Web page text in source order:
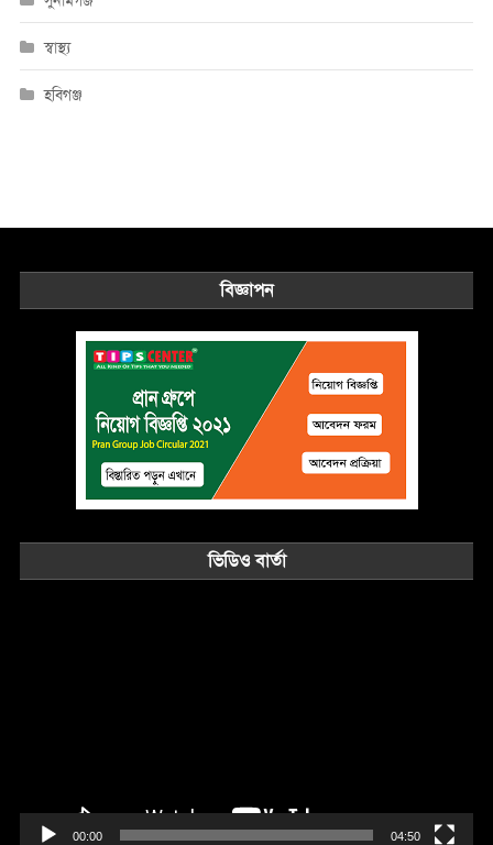
স্বাস্থ্য
হবিগঞ্জ
বিজ্ঞাপন
ভিডিও বার্তা
00:00 04:50